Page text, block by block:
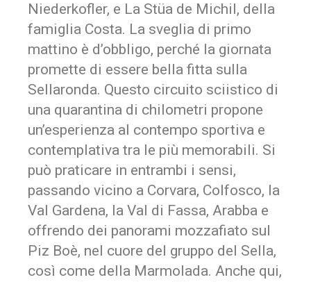
Niederkofler, e La Stüa de Michil, della
famiglia Costa. La sveglia di primo
mattino è d’obbligo, perché la giornata
promette di essere bella fitta sulla
Sellaronda. Questo circuito sciistico di
una quarantina di chilometri propone
un’esperienza al contempo sportiva e
contemplativa tra le più memorabili. Si
può praticare in entrambi i sensi,
passando vicino a Corvara, Colfosco, la
Val Gardena, la Val di Fassa, Arabba e
offrendo dei panorami mozzafiato sul
Piz Boè, nel cuore del gruppo del Sella,
così come della Marmolada. Anche qui,